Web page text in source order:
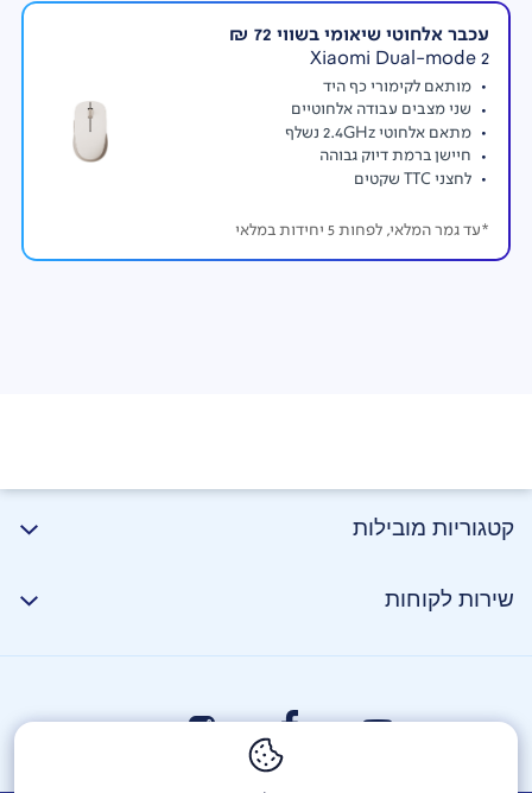
קצב רענון
קצב רענון עד 100HZ. המסך מפחית את קצב השהייה
וקפיאה בזמן גלישה.
display ∆E< 2
אור כחול נמוך להגנה על העיניים בפני הבהוב בהסמכת
התקן הגרמני TÜV Rheinland
עכבר אלחוטי שיאומי בשווי 72 ₪
Xiaomi Dual-mode 2
מותאם לקימורי כף היד
שני מצבים עבודה אלחוטיים
מתאם אלחוטי 2.4GHz נשלף
חיישן ברמת דיוק גבוהה
לחצני TTC שקטים
*עד גמר המלאי, לפחות 5 יחידות במלאי
קטגוריות מובילות
שירות לקוחות